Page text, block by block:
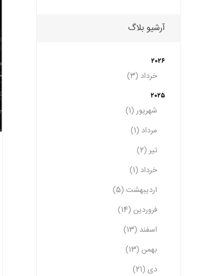
آرشیو بلاگ
2026
خرداد (3)
2025
شهریور (1)
مرداد (1)
تیر (2)
خرداد (1)
اردیبهشت (5)
فروردین (14)
اسفند (13)
بهمن (13)
دی (21)